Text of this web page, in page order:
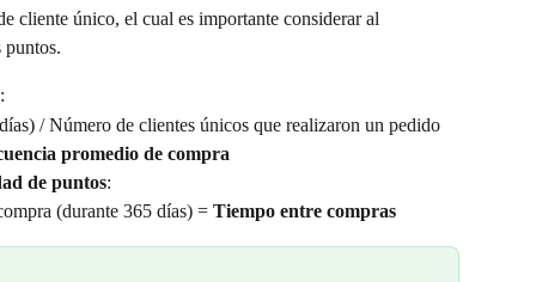
cliente único, el cual es importante considerar al
puntos.
:
/ Número de clientes únicos que realizaron un pedido
promedio de compra
de puntos:
(durante 365 días) = Tiempo entre compras